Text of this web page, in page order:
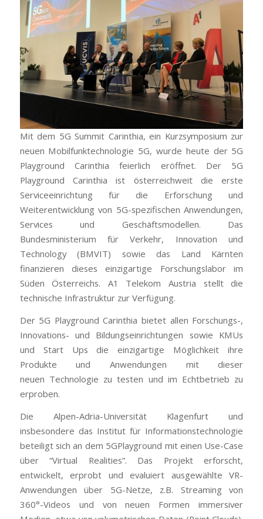
Mit dem 5G Summit Carinthia, ein Kurzsymposium zur
neuen Mobilfunktechnologie 5G, wurde heute der 5G
Playground Carinthia feierlich eröffnet. Der 5G
Playground Carinthia ist österreichweit die erste
Serviceeinrichtung für die Erforschung und
Weiterentwicklung von 5G-spezifischen Anwendungen,
Services und Geschäftsmodellen. Das
Bundesministerium für Verkehr, Innovation und
Technology (BMVIT) sowie das Land Kärnten
finanzieren dieses einzigartige Forschungslabor im
Süden Österreichs. A1 Telekom Austria stellt die
technische Infrastruktur zur Verfügung.
Der 5G Playground Carinthia bietet allen Forschungs-,
Innovations- und Bildungseinrichtungen sowie KMUs
und Start Ups die einzigartige Möglichkeit ihre
Produkte und Anwendungen mit dieser
neuen Technologie zu testen und im Echtbetrieb zu
erproben.
Die Alpen-Adria-Universität Klagenfurt und
insbesondere das Institut für Informationstechnologie
beteiligt sich an dem 5GPlayground mit einen Use-Case
über “Virtual Realities”. Das Projekt erforscht,
entwickelt, erprobt und evaluiert ausgewählte VR-
Anwendungen über 5G-Netze, z.B. Streaming von
360°-Videos und von neuen Formen immersiver